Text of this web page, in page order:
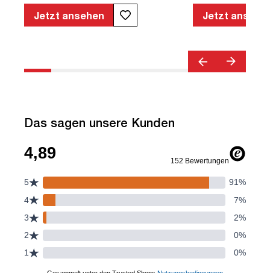
Armlehnen | Verstellbare Rückenlehne |
Belastbar bis 120kg | Textil | Schwarz |
Jetzt ansehen Jetzt
Das sagen unsere Kunden